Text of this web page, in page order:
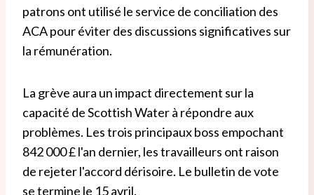
patrons ont utilisé le service de conciliation des
ACA pour éviter des discussions significatives sur
la rémunération.
La grève aura un impact directement sur la
capacité de Scottish Water à répondre aux
problèmes. Les trois principaux boss empochant
842 000 £ l'an dernier, les travailleurs ont raison
de rejeter l'accord dérisoire. Le bulletin de vote
se termine le 15 avril.